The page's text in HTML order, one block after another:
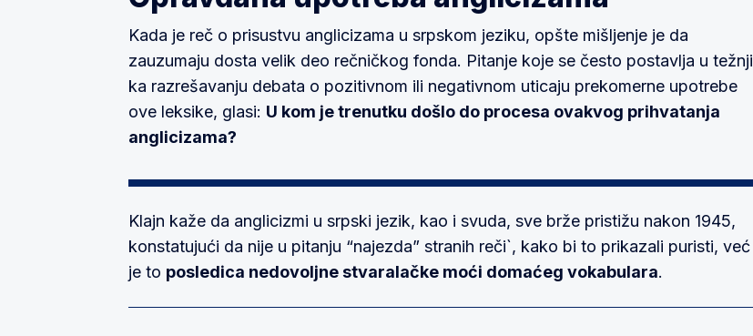
Kada je reč o prisustvu anglicizama u srpskom jeziku, opšte mišljenje je da
zauzumaju dosta velik deo rečničkog fonda. Pitanje koje se često postavlja u težnji
ka razrešavanju debata o pozitivnom ili negativnom uticaju prekomerne upotrebe
ove leksike, glasi: U kom je trenutku došlo do procesa ovakvog prihvatanja
anglicizama?
Klajn kaže da anglicizmi u srpski jezik, kao i svuda, sve brže pristižu nakon 1945,
konstatujući da nije u pitanju “najezda” stranih reči`, kako bi to prikazali puristi, već
je to posledica nedovoljne stvaralačke moći domaćeg vokabulara.